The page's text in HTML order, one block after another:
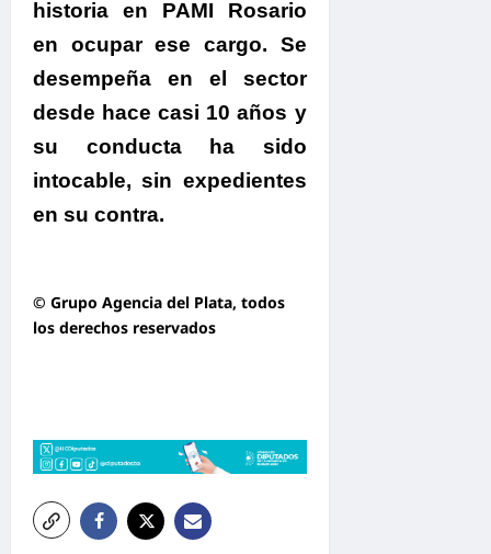
historia en PAMI Rosario
en ocupar ese cargo. Se
desempeña en el sector
desde hace casi 10 años y
su conducta ha sido
intocable, sin expedientes
en su contra.
© Grupo Agencia del Plata, todos
los derechos reservados